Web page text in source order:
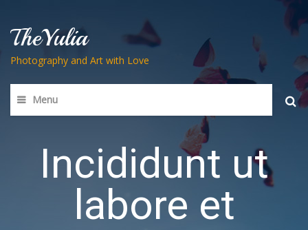
TheYulia
Photography and Art with Love
Menu
Incididunt ut
labore et